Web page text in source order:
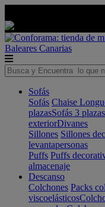
Baleares Canarias
Sofás
Sofás Chaise
plazasSofás 3 plazas
exteriorDivanes
Sillones Sillones
levantapersonas
Puffs Puffs
almacenaje
Descanso
Colchones Packs
viscoelásticos